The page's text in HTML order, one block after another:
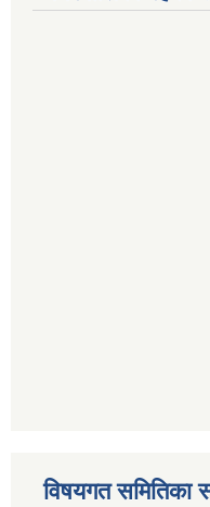
विषयगत समितिका